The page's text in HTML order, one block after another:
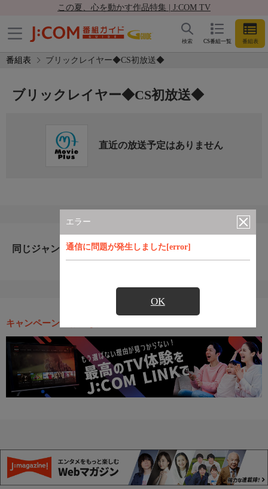
この夏、心を動かす作品特集 | J:COM TV
CS番組一覧 番組表
検索
番組表 ブリックレイヤー◆CS初放送◆
エラー
通信に問題が発生しました[error]
OK
ブリックレイヤー◆CS初放送◆
直近の放送予定はありません
同じジャンルのおすすめ番組
キャンペーン・お得な情報